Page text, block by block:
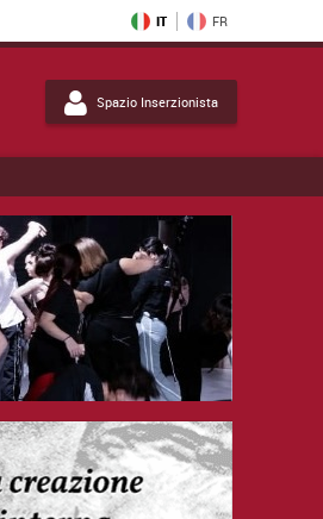
IT FR
Spazio Inserzionista